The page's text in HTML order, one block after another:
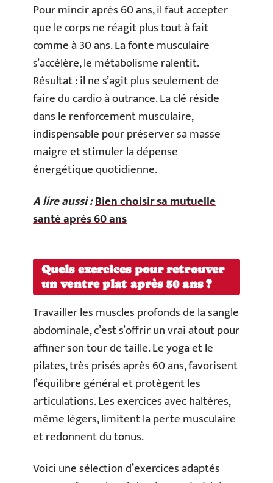
Pour mincir après 60 ans, il faut accepter
que le corps ne réagit plus tout à fait
comme à 30 ans. La fonte musculaire
s’accélère, le métabolisme ralentit.
Résultat : il ne s’agit plus seulement de
faire du cardio à outrance. La clé réside
dans le renforcement musculaire,
indispensable pour préserver sa masse
maigre et stimuler la dépense
énergétique quotidienne.
A lire aussi :Bien choisir sa mutuelle
santé après 60 ans
Quels exercices pour retrouver
un ventre plat après 50 ans ?
Travailler les muscles profonds de la sangle
abdominale, c’est s’offrir un vrai atout pour
affiner son tour de taille. Le yoga et le
pilates, très prisés après 60 ans, favorisent
l’équilibre général et protègent les
articulations. Les exercices avec haltères,
même légers, limitent la perte musculaire
et redonnent du tonus.
Voici une sélection d’exercices adaptés